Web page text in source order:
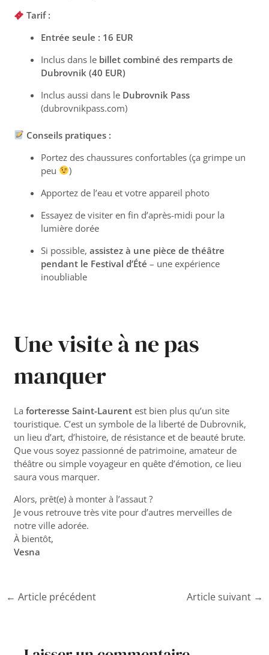
Tarif :
Entrée seule : 16 EUR
Inclus dans le billet combiné des remparts de
Dubrovnik (40 EUR)
Inclus aussi dans le Dubrovnik Pass
(dubrovnikpass.com)
Conseils pratiques :
Portez des chaussures confortables (ça grimpe un
peu
)
Apportez de l’eau et votre appareil photo
Essayez de visiter en fin d’après-midi pour la
lumière dorée
Si possible,assistez à une pièce de théâtre
pendant le Festival d’Été – une expérience
inoubliable
Une visite à ne pas
manquer
Laforteresse Saint-Laurent est bien plus qu’un site
touristique. C’est un symbole de la liberté de Dubrovnik,
un lieu d’art, d’histoire, de résistance et de beauté brute.
Que vous soyez passionné de patrimoine, amateur de
théâtre ou simple voyageur en quête d’émotion, ce lieu
saura vous marquer.
Alors, prêt(e) à monter à l’assaut ?
Je vous retrouve très vite pour d’autres merveilles de
notre ville adorée.
À bientôt,
Vesna
← Article précédent Article suivant →